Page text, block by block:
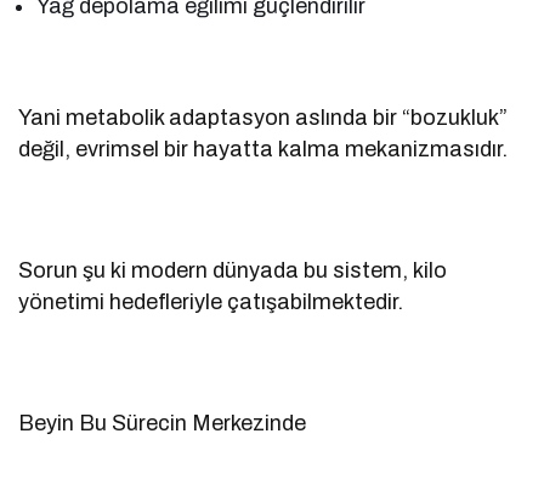
Yağ depolama eğilimi güçlendirilir
Yani metabolik adaptasyon aslında bir “bozukluk”
değil, evrimsel bir hayatta kalma mekanizmasıdır.
Sorun şu ki modern dünyada bu sistem, kilo
yönetimi hedefleriyle çatışabilmektedir.
Beyin Bu Sürecin Merkezinde